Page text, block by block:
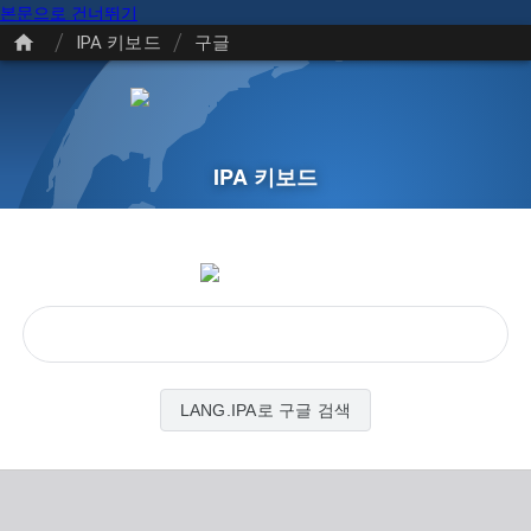
본문으로 건너뛰기
/ IPA 키보드 / 구글
IPA 키보드
LANG.IPA로 구글 검색